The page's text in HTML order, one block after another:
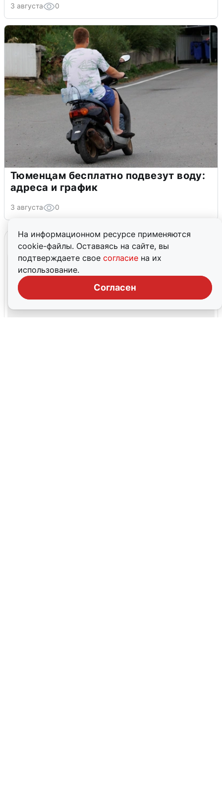
На информационном ресурсе применяются
cookie-файлы. Оставаясь на сайте, вы
подтверждаете свое согласие на их
использование.
Согласен
3 августа 0
Тюменцам бесплатно подвезут воду:
адреса и график
3 августа 0